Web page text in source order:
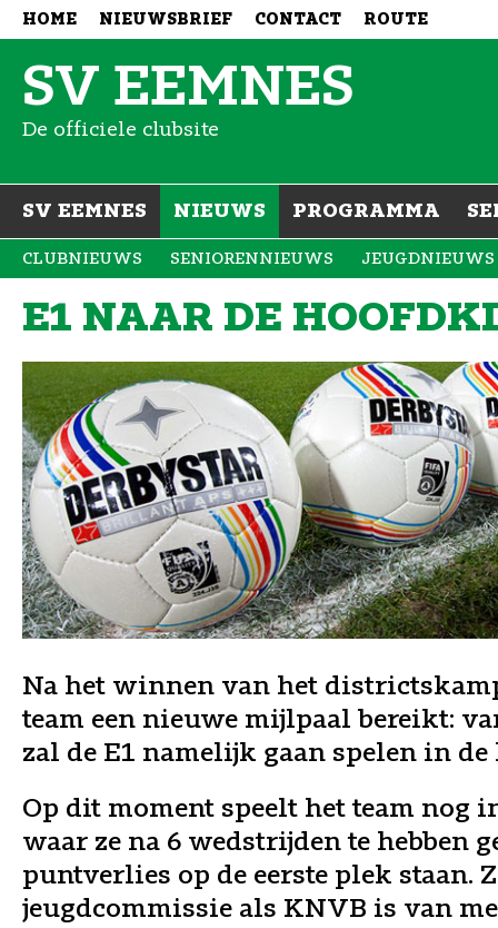
HOME NIEUWSBRIEF CONTACT ROUTE
SV EEMNES
De officiele clubsite
SV EEMNES NIEUWS
CLUBNIEUWS SENIORENNIEUWS JEUGDNIEUWS
PROGRAMMA
E1 NAAR DE
Na het winnen van het
team een nieuwe mijlpaal bereikt:
zal de E1 namelijk gaan spelen in
Op dit moment speelt het team nog
waar ze na 6 wedstrijden te hebben
puntverlies op de eerste plek staan.
jeugdcommissie als KNVB is van